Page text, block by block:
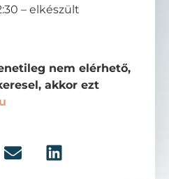
– elkészült
nem elérhető,
akkor ezt